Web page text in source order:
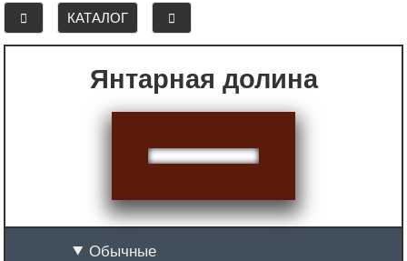
КАТАЛОГ
Янтарная долина
Обычные